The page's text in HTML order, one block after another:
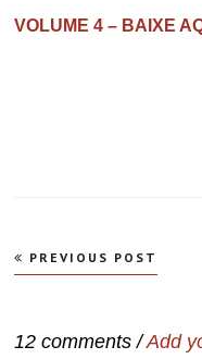
VOLUME 4 – BAIXE
Navegação
de
PREVIOUS POST
12 comments /Add